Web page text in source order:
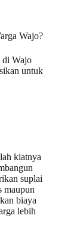
Wajo?
di Wajo
untuk
kiatnya
suplai
maupun
biaya
lebih